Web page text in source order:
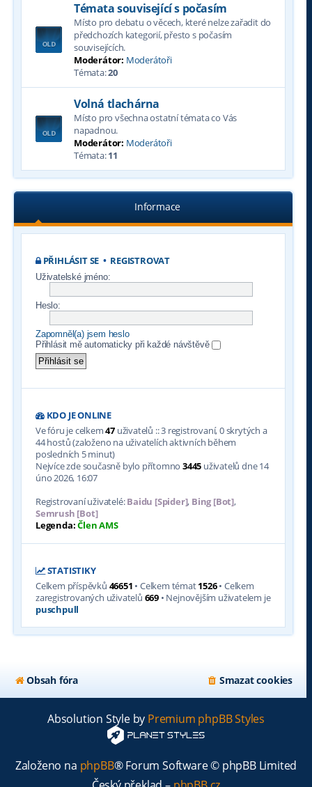
Témata související s počasím
Místo pro debatu o věcech, které nelze zařadit do
předchozích kategorií, přesto s počasím
souvisejících.
Moderátor: Moderátoři
Témata:20
Volná tlachárna
Místo pro všechna ostatní témata co Vás
napadnou.
Moderátor: Moderátoři
Témata:11
Informace
PŘIHLÁSIT SE • REGISTROVAT
Uživatelské jméno:
Heslo:
Zapomněl(a) jsem heslo
Přihlásit mě automaticky při každé návštěvě
KDO JE ONLINE
Ve fóru je celkem47 uživatelů :: 3 registrovaní, 0 skrytých a
44 hostů (založeno na uživatelích aktivních během
posledních 5 minut)
Nejvíce zde současně bylo přítomno 3445 uživatelů dne 14
úno 2026, 16:07
Registrovaní uživatelé:Baidu [Spider], Bing [Bot],
Semrush [Bot]
Legenda:Člen AMS
STATISTIKY
Celkem příspěvků 46651 • Celkem témat1526• Celkem
zaregistrovaných uživatelů 669 • Nejnovějším uživatelem je
puschpull
Obsah fóra Smazat cookies
Absolution Style by Premium phpBB Styles
Založeno na phpBB® Forum Software © phpBB Limited